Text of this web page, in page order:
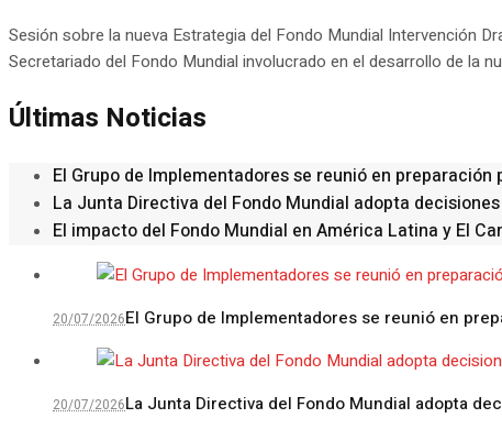
Sesión sobre la nueva Estrategia del Fondo Mundial Intervención
Secretariado del Fondo Mundial involucrado en el desarrollo de la
Últimas Noticias
El Grupo de Implementadores se reunió en
La Junta Directiva del Fondo Mundial adopta
El impacto del Fondo Mundial en América Latina y El
20/07/2026El Grupo de Implementadores se reunió en
20/07/2026La Junta Directiva del Fondo Mundial adopta